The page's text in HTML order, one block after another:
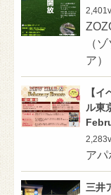
2,401
（
ア）
【
ル東
2,283
アパ
三井